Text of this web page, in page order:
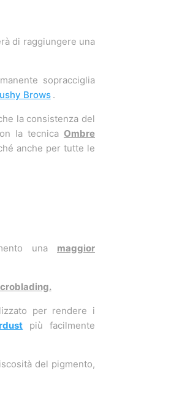
di raggiungere una
sopracciglia
Brows .
la consistenza del
la tecnica Ombre
anche per tutte le
una maggior
per rendere i
più facilmente
del pigmento,